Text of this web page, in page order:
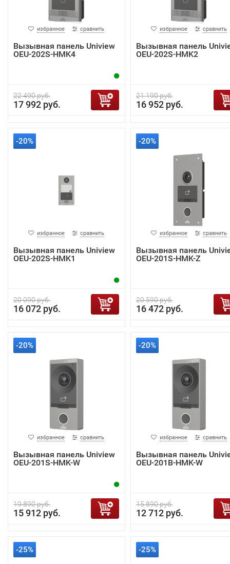
избранное сравнить
Вызывная панель Uniview
OEU-202S-HMK4
22 490 руб.
17 992 руб.
избранное сравнить
Вызывная панель
OEU-202S-HMK2
21 190 руб.
16 952 руб.
-20%
избранное сравнить
Вызывная панель Uniview
OEU-202S-HMK1
20 090 руб.
16 072 руб.
-20%
избранное сравнить
Вызывная панель
OEU-201S-HMK-Z
20 590 руб.
16 472 руб.
-20%
избранное сравнить
Вызывная панель Uniview
OEU-201S-HMK-W
19 890 руб.
15 912 руб.
-20%
избранное сравнить
Вызывная панель
OEU-201B-HMK-W
15 890 руб.
12 712 руб.
-25% -25%